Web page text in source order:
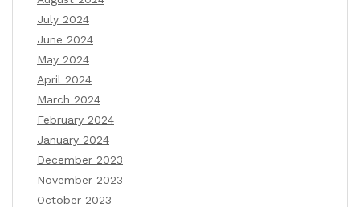
July 2024
June 2024
May 2024
April 2024
March 2024
February 2024
January 2024
December 2023
November 2023
October 2023